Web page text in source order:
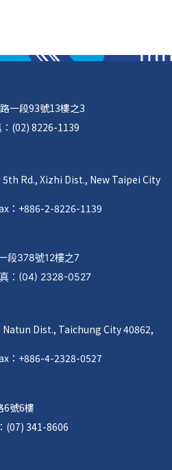
一段93號13樓之3
(02) 8226-1139
5th Rd., Xizhi Dist., New Taipei City
：+886-2-8226-1139
段378號12樓之7
： (04) 2328-0527
Natun Dist., Taichung City 40862,
：+886-4-2328-0527
6號6樓
(07) 341-8606